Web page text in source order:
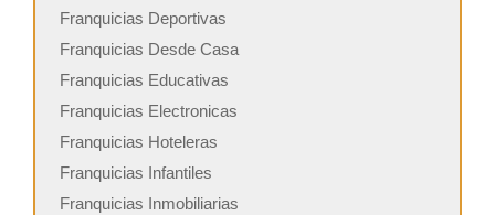
Franquicias Deportivas
Franquicias Desde Casa
Franquicias Educativas
Franquicias Electronicas
Franquicias Hoteleras
Franquicias Infantiles
Franquicias Inmobiliarias